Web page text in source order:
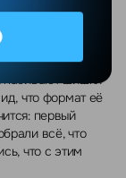
набивают шишки
что формат её
первый
всё, что
что с этим